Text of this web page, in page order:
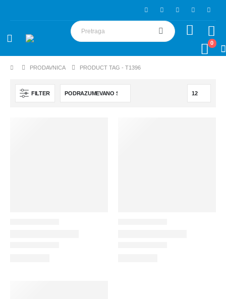
0
PRODAVNICA PRODUCT TAG -T1396
FILTER